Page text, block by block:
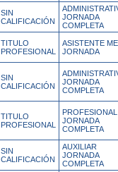
SIN
CALIFICACIÓN
JORNADA
COMPLETA
TITULO
PROFESIONAL
ASISTENTE
JORNADA
SIN
CALIFICACIÓN
JORNADA
COMPLETA
TITULO
PROFESIONAL
PROFESIONAL
JORNADA
COMPLETA
SIN
CALIFICACIÓN
AUXILIAR
JORNADA
COMPLETA